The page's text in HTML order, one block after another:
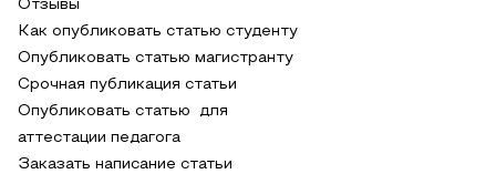
Отзывы
Как опубликовать статью студенту
Опубликовать статью магистранту
Срочная публикация статьи
Опубликовать статью для
аттестации педагога
Заказать написание статьи